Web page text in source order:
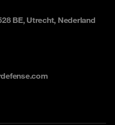
BE, Utrecht, Nederland